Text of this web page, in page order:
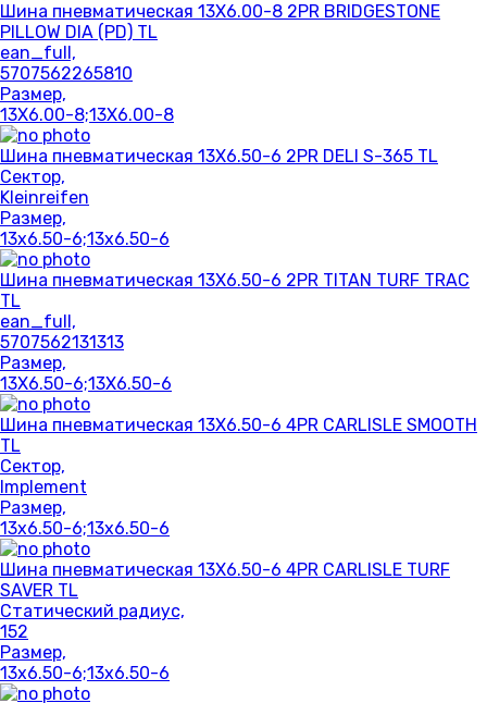
Шина пневматическая 13X6.00-8 2PR BRIDGESTONE
PILLOW DIA (PD) TL
ean_full,
5707562265810
Размер,
13X6.00-8;13X6.00-8
Шина пневматическая 13X6.50-6 2PR DELI S-365 TL
Сектор,
Kleinreifen
Размер,
13x6.50-6;13x6.50-6
Шина пневматическая 13X6.50-6 2PR TITAN TURF TRAC
TL
ean_full,
5707562131313
Размер,
13X6.50-6;13X6.50-6
Шина пневматическая 13X6.50-6 4PR CARLISLE SMOOTH
TL
Сектор,
Implement
Размер,
13x6.50-6;13x6.50-6
Шина пневматическая 13X6.50-6 4PR CARLISLE TURF
SAVER TL
Статический радиус,
152
Размер,
13x6.50-6;13x6.50-6